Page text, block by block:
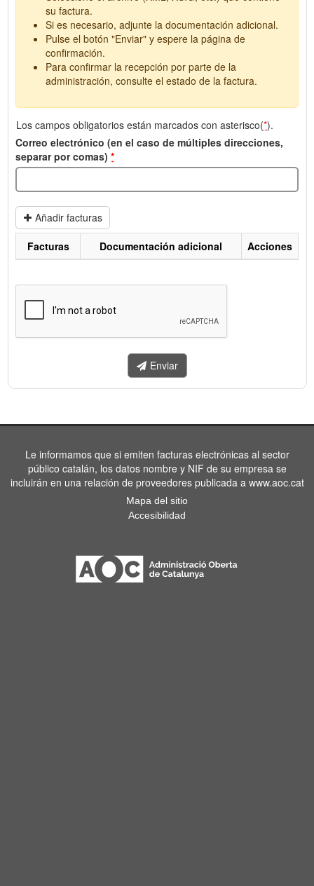
su factura.
Si es necesario, adjunte la documentación adicional.
Pulse el botón "Enviar" y espere la página de
confirmación.
Para confirmar la recepción por parte de la
administración, consulte el estado de la factura.
Los campos obligatorios están marcados con asterisco(*).
Correo electrónico (en el caso de múltiples direcciones,
separar por comas) *
Añadir facturas
enviar.
Facturas Documentación adicional Acciones
Enviar
Le informamos que si emiten facturas electrónicas al sector
público catalán, los datos nombre y NIF de su empresa se
incluirán en una relación de proveedores publicada a www.aoc.cat
Mapa del sitio
Accesibilidad